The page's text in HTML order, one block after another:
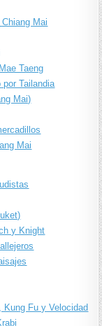
Mai
Taeng
Tailandia
Mai)
Mai
y Knight
Fu y Velocidad